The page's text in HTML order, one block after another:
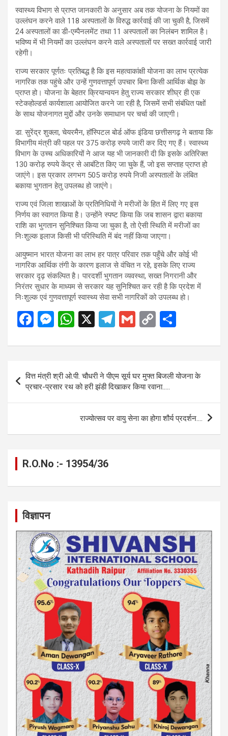
स्वास्थ्य विभाग से प्राप्त जानकारी के अनुसार अब तक योजना के नियमों का
उल्लंघन करने वाले 118 अस्पतालों के विरुद्ध कार्रवाई की जा चुकी है, जिसमें
24 अस्पतालों का डी-एम्पैनलमेंट तथा 11 अस्पतालों का निलंबन शामिल है।
भविष्य में भी नियमों का उल्लंघन करने वाले अस्पतालों पर सख्त कार्रवाई जारी
रहेगी।
राज्य सरकार पूर्णतः प्रतिबद्ध है कि इस महत्वाकांक्षी योजना का लाभ प्रत्येक
नागरिक तक पहुंचे और उन्हें गुणवत्तापूर्ण उपचार बिना किसी आर्थिक बोझ के
प्राप्त हो। योजना के बेहतर क्रियान्वयन हेतु राज्य सरकार शीघ्र ही एक
स्टेकहोल्डर्स कार्यशाला आयोजित करने जा रही है, जिसमें सभी संबंधित पक्षों
के साथ योजनागत मुद्दों और उनके समाधान पर चर्चा की जाएगी।
डा. सुरेंद्र शुक्ला, चेयरमैन, हॉस्पिटल बोर्ड ऑफ इंडिया छत्तीसगढ़ ने बताया कि
विभागीय मंत्री की पहल पर 375 करोड़ रुपये जारी कर दिए गए हैं। स्वास्थ्य
विभाग के उच्च अधिकारियों ने आज यह भी जानकारी दी कि इसके अतिरिक्त
130 करोड़ रुपये केंद्र से आबंटित किए जा चुके हैं, जो इस सप्ताह प्राप्त हो
जाएंगे। इस प्रकार लगभग 505 करोड़ रुपये निजी अस्पतालों के लंबित
बकाया भुगतान हेतु उपलब्ध हो जाएंगे।
राज्य एवं जिला शाखाओं के प्रतिनिधियों ने मरीजों के हित में लिए गए इस
निर्णय का स्वागत किया है। उन्होंने स्पष्ट किया कि जब शासन द्वारा बकाया
राशि का भुगतान सुनिश्चित किया जा चुका है, तो ऐसी स्थिति में मरीजों का
निःशुल्क इलाज किसी भी परिस्थिति में बंद नहीं किया जाएगा।
आयुष्मान भारत योजना का लाभ हर पात्र परिवार तक पहुँचे और कोई भी
नागरिक आर्थिक तंगी के कारण इलाज से वंचित न रहे, इसके लिए राज्य
सरकार दृढ़ संकल्पित है। पारदर्शी भुगतान व्यवस्था, सख्त निगरानी और
निरंतर सुधार के माध्यम से सरकार यह सुनिश्चित कर रही है कि प्रदेश में
निःशुल्क एवं गुणवत्तापूर्ण स्वास्थ्य सेवा सभी नागरिकों को उपलब्ध हो।
F
ce
b
o
o
M
se
n
g
er
W
at
s
A
p
p
X
T
e
gr
a
m
G
ail
C
py
Li
n
k
ar
e
Post
navigation
वित्त मंत्री श्री ओ.पी. चौधरी ने पीएम सूर्य घर मुफ्त बिजली योजना के
प्रचार-प्रसार रथ को हरी झंडी दिखाकर किया रवाना…..
राज्योत्सव पर वायु सेना का होगा शौर्य प्रदर्शन….
R.O.No :- 13954/36
विज्ञापन